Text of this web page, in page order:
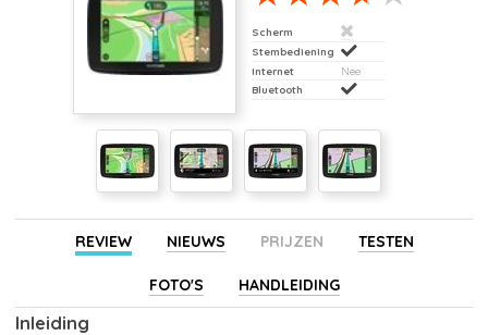
Scherm
Stembediening
Internet
Nee
Bluetooth
REVIEW NIEUWS PRIJZEN TESTEN
FOTO'S HANDLEIDING
Inleiding